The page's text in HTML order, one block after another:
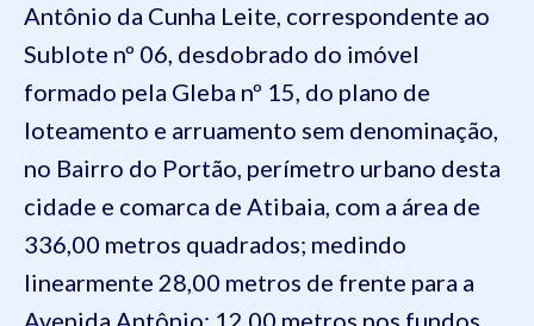
Antônio da Cunha Leite, correspondente ao
Sublote nº 06, desdobrado do imóvel
formado pela Gleba nº 15, do plano de
loteamento e arruamento sem denominação,
no Bairro do Portão, perímetro urbano desta
cidade e comarca de Atibaia, com a área de
336,00 metros quadrados; medindo
linearmente 28,00 metros de frente para a
Avenida Antônio; 12,00 metros nos fundos,